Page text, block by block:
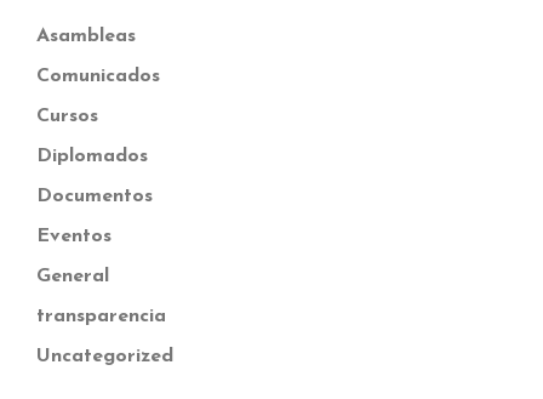
Asambleas
Comunicados
Cursos
Diplomados
Documentos
Eventos
General
transparencia
Uncategorized